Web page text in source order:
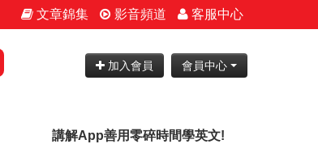
文章錦集 影音頻道 客服中心
加入會員 會員中心
講解App善用零碎時間學英文!